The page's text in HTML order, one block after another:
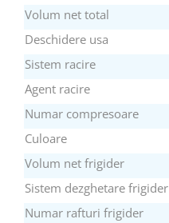
Volum net total
Deschidere usa
Sistem racire
Agent racire
Numar compresoare
Culoare
Volum net frigider
Sistem dezghetare frigider
Numar rafturi frigider